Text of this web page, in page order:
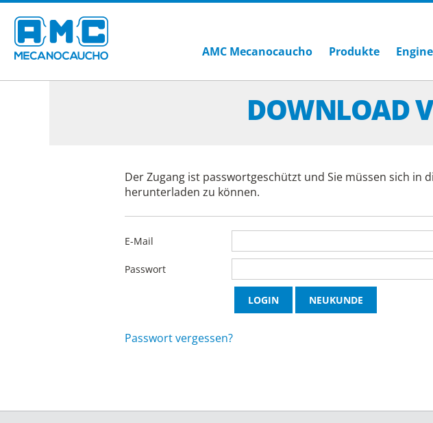
AMC Mecanocaucho Produkte
DOWNLOAD
Der Zugang ist passwortgeschützt und Sie müssen sich
herunterladen zu können.
E-Mail
Passwort
Passwort vergessen?